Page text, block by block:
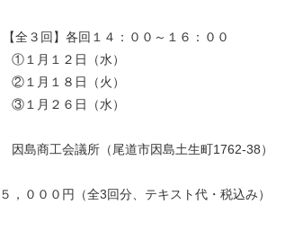
回】各回１４：００～１６：００
２日（水）
８日（火）
６日（水）
工会議所（尾道市因島土生町1762-38）
０００円（全3回分、テキスト代・税込み）